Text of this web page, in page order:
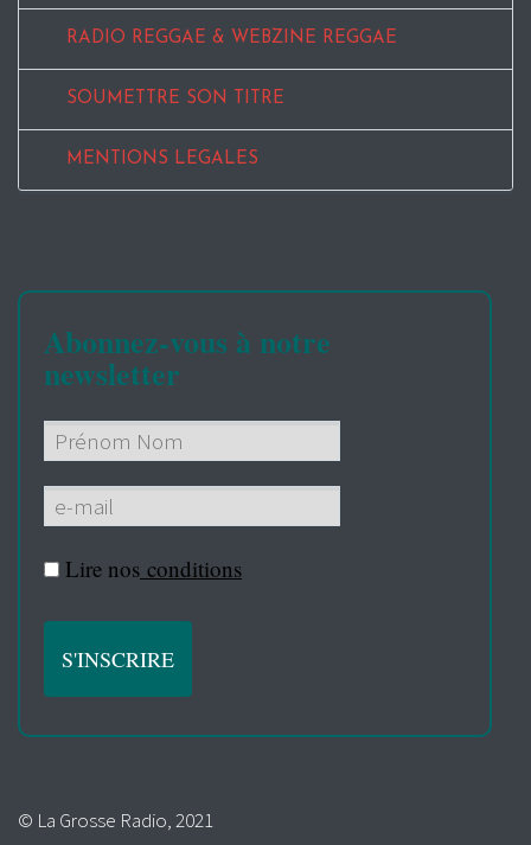
RADIO REGGAE & WEBZINE REGGAE
SOUMETTRE SON TITRE
MENTIONS LEGALES
Abonnez-vous à notre
newsletter
Lire nos conditions
© La Grosse Radio, 2021